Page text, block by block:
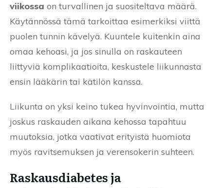
viikossa on turvallinen ja suositeltava määrä.
Käytännössä tämä tarkoittaa esimerkiksi viittä
puolen tunnin kävelyä. Kuuntele kuitenkin aina
omaa kehoasi, ja jos sinulla on raskauteen
liittyviä komplikaatioita, keskustele liikunnasta
ensin lääkärin tai kätilön kanssa.
Liikunta on yksi keino tukea hyvinvointia, mutta
joskus raskauden aikana kehossa tapahtuu
muutoksia, jotka vaativat erityistä huomiota
myös ravitsemuksen ja verensokerin suhteen.
Raskausdiabetes ja